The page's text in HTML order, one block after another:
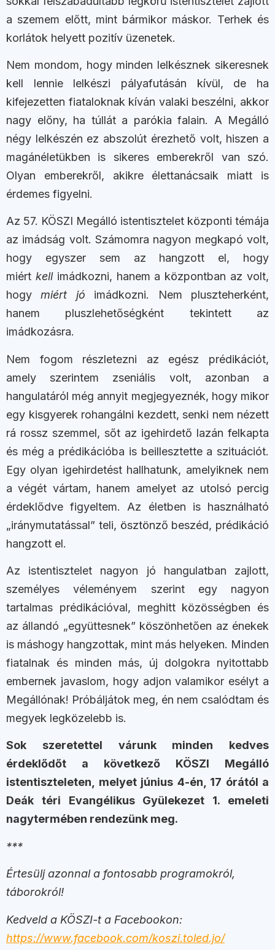
a szemem előtt, mint bármikor máskor. Terhek és
korlátok helyett pozitív üzenetek.
Nem mondom, hogy minden lelkésznek sikeresnek
kell lennie lelkészi pályafutásán kívül, de ha
kifejezetten fiataloknak kíván valaki beszélni, akkor
nagy előny, ha túllát a parókia falain. A Megálló
négy lelkészén ez abszolút érezhető volt, hiszen a
magánéletükben is sikeres emberekről van szó.
Olyan emberekről, akikre élettanácsaik miatt is
érdemes figyelni.
Az 57. KÖSZI Megálló istentisztelet központi témája
az imádság volt. Számomra nagyon megkapó volt,
hogy egyszer sem az hangzott el, hogy
miért kellimádkozni, hanem a központban az volt,
hogymiért jó imádkozni. Nem pluszteherként,
hanem pluszlehetőségként tekintett az
imádkozásra.
Nem fogom részletezni az egész prédikációt,
amely szerintem zseniális volt, azonban a
hangulatáról még annyit megjegyeznék, hogy mikor
egy kisgyerek rohangálni kezdett, senki nem nézett
rá rossz szemmel, sőt az igehirdető lazán felkapta
és még a prédikációba is beillesztette a szituációt.
Egy olyan igehirdetést hallhatunk, amelyiknek nem
a végét vártam, hanem amelyet az utolsó percig
érdeklődve figyeltem. Az életben is használható
„iránymutatással” teli, ösztönző beszéd, prédikáció
hangzott el.
Az istentisztelet nagyon jó hangulatban zajlott,
személyes véleményem szerint egy nagyon
tartalmas prédikációval, meghitt közösségben és
az állandó „együttesnek” köszönhetően az énekek
is máshogy hangzottak, mint más helyeken. Minden
fiatalnak és minden más, új dolgokra nyitottabb
embernek javaslom, hogy adjon valamikor esélyt a
Megállónak! Próbáljátok meg, én nem csalódtam és
megyek legközelebb is.
Sok szeretettel várunk minden kedves
érdeklődőt a következő KÖSZI Megálló
istentiszteleten, melyet június 4-én, 17 órától a
Deák téri Evangélikus Gyülekezet 1. emeleti
nagytermében rendezünk meg.
***
Értesülj azonnal a fontosabb programokról,
táborokról!
Kedveld a KÖSZI-t a Facebookon:
https://www.facebook.com/koszi.toled.jo/